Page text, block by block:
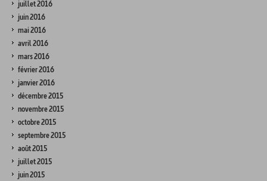
juillet 2016
juin 2016
mai 2016
avril 2016
mars 2016
février 2016
janvier 2016
décembre 2015
novembre 2015
octobre 2015
septembre 2015
août 2015
juillet 2015
juin 2015